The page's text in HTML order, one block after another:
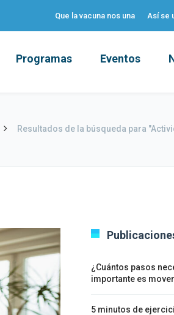
Que la vacuna nos una Así se
Programas Eventos
Resultados de la búsqueda para
¿Cuántos pasos
importante es
5 minutos de